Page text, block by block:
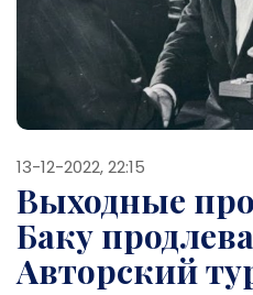
13-12-2022, 22:15
Выходные
Баку
Авторский